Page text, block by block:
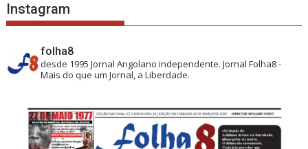
Instagram
folha8
desde 1995 Jornal Angolano independente.Jornal Folha8 -
Mais do que um Jornal, a Liberdade.